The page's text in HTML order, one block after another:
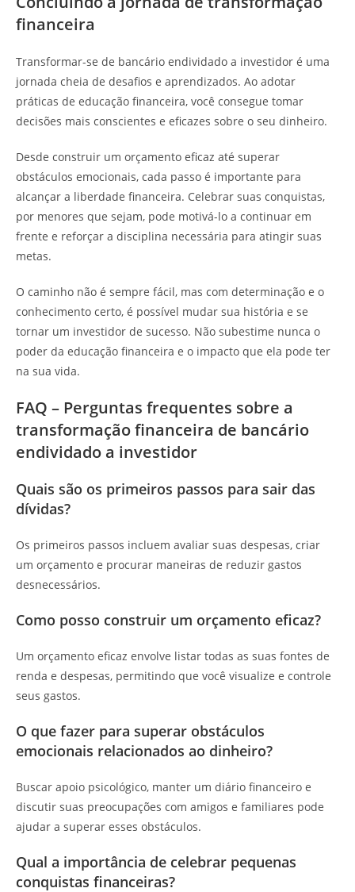
financeira
Transformar-se de bancário endividado a investidor é uma
jornada cheia de desafios e aprendizados. Ao adotar
práticas de educação financeira, você consegue tomar
decisões mais conscientes e eficazes sobre o seu dinheiro.
Desde construir um orçamento eficaz até superar
obstáculos emocionais, cada passo é importante para
alcançar a liberdade financeira. Celebrar suas conquistas,
por menores que sejam, pode motivá-lo a continuar em
frente e reforçar a disciplina necessária para atingir suas
metas.
O caminho não é sempre fácil, mas com determinação e o
conhecimento certo, é possível mudar sua história e se
tornar um investidor de sucesso. Não subestime nunca o
poder da educação financeira e o impacto que ela pode ter
na sua vida.
FAQ – Perguntas frequentes sobre a
transformação financeira de bancário
endividado a investidor
Quais são os primeiros passos para sair das
dívidas?
Os primeiros passos incluem avaliar suas despesas, criar
um orçamento e procurar maneiras de reduzir gastos
desnecessários.
Como posso construir um orçamento eficaz?
Um orçamento eficaz envolve listar todas as suas fontes de
renda e despesas, permitindo que você visualize e controle
seus gastos.
O que fazer para superar obstáculos
emocionais relacionados ao dinheiro?
Buscar apoio psicológico, manter um diário financeiro e
discutir suas preocupações com amigos e familiares pode
ajudar a superar esses obstáculos.
Qual a importância de celebrar pequenas
conquistas financeiras?